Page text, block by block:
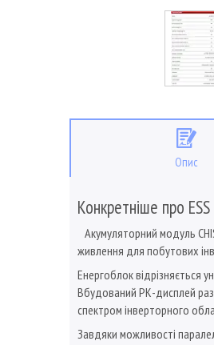
Опис
Конкретніше про
Акумуляторний модуль
живлення для побутових
Енергоблок відрізняється
Вбудований РК-дисплей
спектром інверторного
Завдяки можливості